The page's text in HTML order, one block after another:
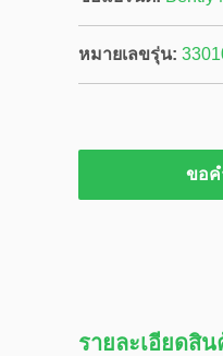
หมายเลขรุ่น:
ขอคํ
รายละเอียดสิน